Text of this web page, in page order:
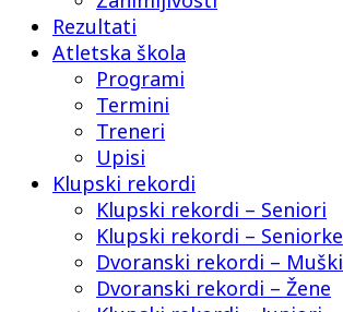
Rezultati
Atletska škola
Programi
Termini
Treneri
Upisi
Klupski rekordi
Klupski rekordi – Seniori
Klupski rekordi – Seniorke
Dvoranski rekordi – Muški
Dvoranski rekordi – Žene